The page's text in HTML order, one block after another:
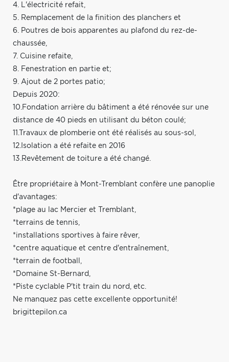
4. L'électricité refait,
5. Remplacement de la finition des planchers et
6. Poutres de bois apparentes au plafond du rez-de-
chaussée,
7. Cuisine refaite,
8. Fenestration en partie et;
9. Ajout de 2 portes patio;
Depuis 2020:
10.Fondation arrière du bâtiment a été rénovée sur une
distance de 40 pieds en utilisant du béton coulé;
11.Travaux de plomberie ont été réalisés au sous-sol,
12.Isolation a été refaite en 2016
13.Revêtement de toiture a été changé.
Être propriétaire à Mont-Tremblant confère une panoplie
d'avantages:
*plage au lac Mercier et Tremblant,
*terrains de tennis,
*installations sportives à faire rêver,
*centre aquatique et centre d'entraînement,
*terrain de football,
*Domaine St-Bernard,
*Piste cyclable P'tit train du nord, etc.
Ne manquez pas cette excellente opportunité!
brigittepilon.ca